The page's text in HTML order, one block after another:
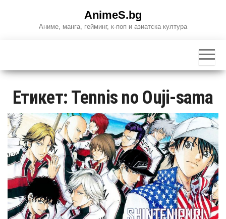
AnimeS.bg
Аниме, манга, гейминг, к-поп и азиатска култура
Етикет: Tennis no Ouji-sama